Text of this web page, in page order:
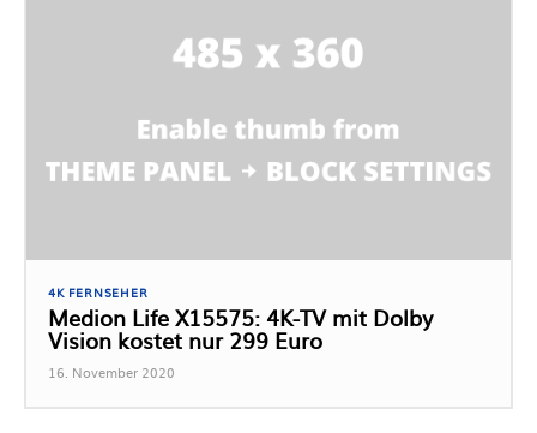
4K FERNSEHER
Medion Life X15575: 4K-TV mit Dolby
Vision kostet nur 299 Euro
16. November 2020